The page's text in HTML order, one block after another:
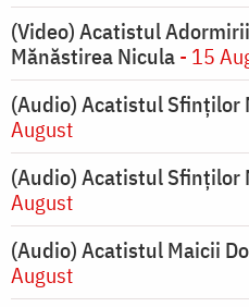
(Video) Acatistul
Mănăstirea Nicula- 15
(Audio) Acatistul Sfinților
August
(Audio) Acatistul Sfinților
August
(Audio) Acatistul Maicii
August